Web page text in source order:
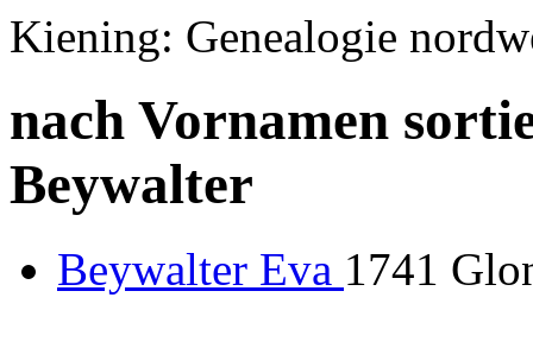
Kiening: Genealogie
nach Vornamen
Beywalter
Beywalter Eva 1741